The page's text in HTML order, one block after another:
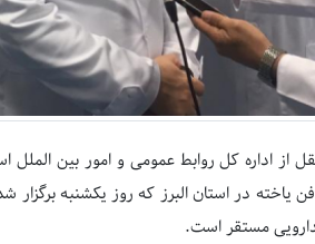
از اداره کل روابط عمومی و امور بین الملل
در استان البرز که روز یکشنبه
مستقر است.